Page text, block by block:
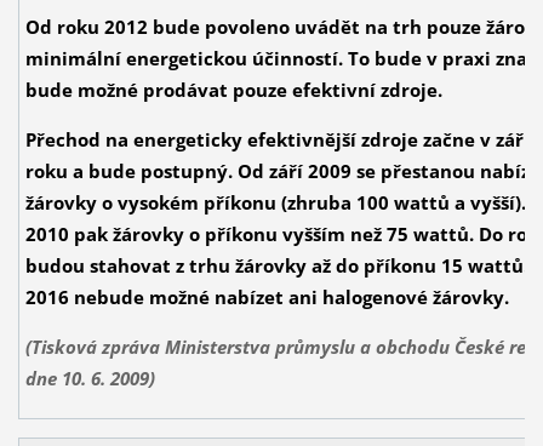
Od roku 2012 bude povoleno uvádět na trh pouze
minimální energetickou účinností. To bude v praxi
bude možné prodávat pouze efektivní zdroje.
Přechod na energeticky efektivnější zdroje začne v září
roku a bude postupný. Od září 2009 se přestanou
žárovky o vysokém příkonu (zhruba 100 wattů a vyšší).
2010 pak žárovky o příkonu vyšším než 75 wattů. Do
budou stahovat z trhu žárovky až do příkonu 15 wattů.
2016 nebude možné nabízet ani halogenové žárovky.
(Tisková zpráva Ministerstva průmyslu a obchodu České
dne 10. 6. 2009)